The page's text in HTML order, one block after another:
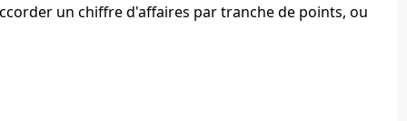
un chiffre d'affaires par tranche de points, ou